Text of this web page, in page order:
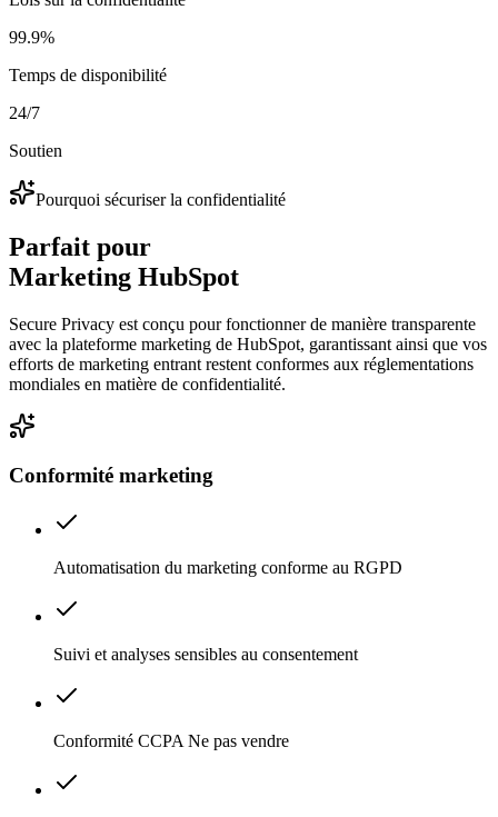
99.9%
Temps de disponibilité
24/7
Soutien
Pourquoi sécuriser la confidentialité
Parfait pour
Marketing HubSpot
Secure Privacy est conçu pour fonctionner de manière transparente
avec la plateforme marketing de HubSpot, garantissant ainsi que vos
efforts de marketing entrant restent conformes aux réglementations
mondiales en matière de confidentialité.
Conformité marketing
Automatisation du marketing conforme au RGPD
Suivi et analyses sensibles au consentement
Conformité CCPA Ne pas vendre